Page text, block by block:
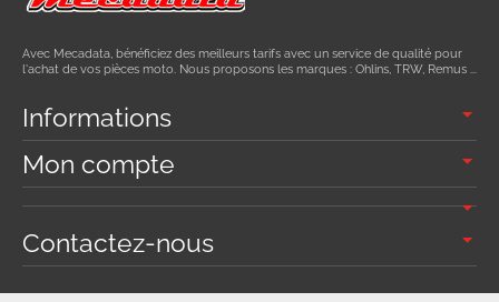
Avec Mecadata, bénéficiez des meilleurs tarifs avec un service de qualité pour
l'achat de vos pièces moto. Nous proposons les marques : Ohlins, TRW, Remus ...
Informations
Mon compte
Contactez-nous